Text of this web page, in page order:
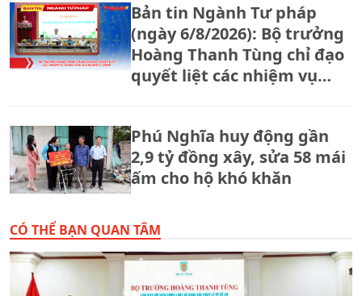
Bản tin Ngành Tư pháp
(ngày 6/8/2026): Bộ trưởng
Hoàng Thanh Tùng chỉ đạo
quyết liệt các nhiệm vụ
Phú Nghĩa huy động gần
2,9 tỷ đồng xây, sửa 58 mái
ấm cho hộ khó khăn
CÓ THỂ BẠN QUAN TÂM